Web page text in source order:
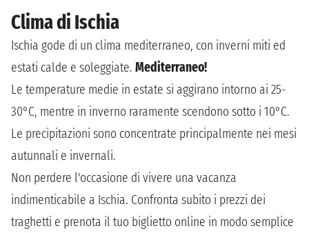
Clima di Ischia
Ischia gode di un clima mediterraneo, con inverni miti ed
estati calde e soleggiate. Mediterraneo!
Le temperature medie in estate si aggirano intorno ai 25-
30°C, mentre in inverno raramente scendono sotto i 10°C.
Le precipitazioni sono concentrate principalmente nei mesi
autunnali e invernali.
Non perdere l'occasione di vivere una vacanza
indimenticabile a Ischia. Confronta subito i prezzi dei
traghetti e prenota il tuo biglietto online in modo semplice